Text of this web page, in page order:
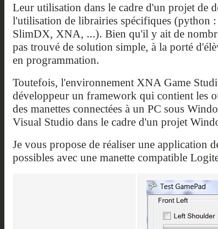
Leur utilisation dans le cadre d'un projet de
l'utilisation de librairies spécifiques (python
SlimDX, XNA, ...). Bien qu'il y ait de
pas trouvé de solution simple, à la porté
en programmation.
Toutefois, l'environnement XNA Game
développeur un framework qui contient les
des manettes connectées à un PC sous
Visual Studio dans le cadre d'un projet
Je vous propose de réaliser une application
possibles avec une manette compatible